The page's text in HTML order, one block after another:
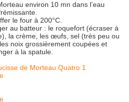
environ 10 mn dans l’eau
le four à 200°C.
au batteur : le roquefort (écraser à
la crème, les œufs, sel (très peu ou
noix grossièrement coupées et
à la spatule.